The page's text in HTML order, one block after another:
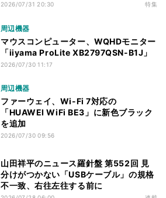
2026/07/31 20:30 特集
周辺機器
マウスコンピューター、WQHDモニター
「iiyama ProLite XB2797QSN-B1J」
2026/07/30 11:17
周辺機器
ファーウェイ、Wi-Fi 7対応の
「HUAWEI WiFi BE3」に新色ブラック
を追加
2026/07/30 09:56
山田祥平のニュース羅針盤 第552回 見
分けがつかない「USBケーブル」の規格
不一致、右往左往する前に